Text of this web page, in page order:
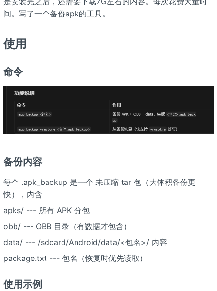
间。写了一个备份apk的工具。
使用
命令
备份内容
每个 .apk_backup 是一个 未压缩 tar 包（大体积备份更
快），内含：
apks/ --- 所有 APK 分包
obb/ --- OBB 目录（有数据才包含）
data/ --- /sdcard/Android/data/<包名>/ 内容
package.txt --- 包名（恢复时优先读取）
使用示例